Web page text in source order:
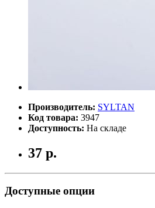
Производитель: SYLTAN
Код товара: 3947
Доступность: На складе
37 р.
Доступные опции